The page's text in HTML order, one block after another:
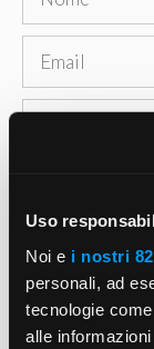
Uso
Noi e i nostri
personali, ad
tecnologie
alle
Email
Sito